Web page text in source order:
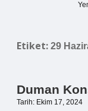
Etiket: 29
Duman
Tarih: Ekim 17, 2024